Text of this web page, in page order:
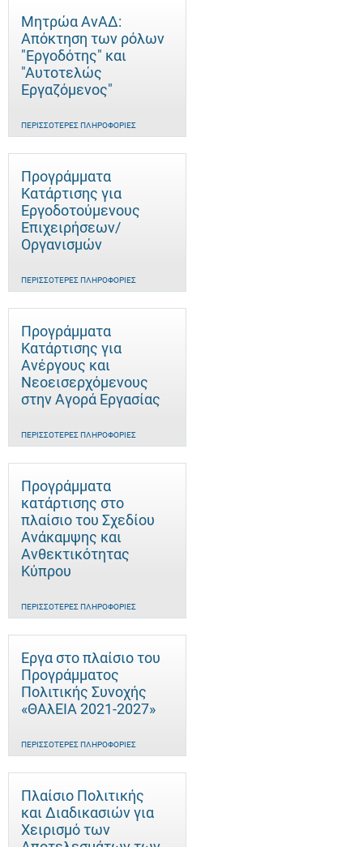
Μητρώα ΑνΑΔ:
Απόκτηση των ρόλων
"Εργοδότης" και
"Αυτοτελώς
Eργαζόμενος"
ΠΕΡΙΣΣΌΤΕΡΕΣ ΠΛΗΡΟΦΟΡΊΕΣ
Προγράμματα
Κατάρτισης για
Εργοδοτούμενους
Επιχειρήσεων/
Οργανισμών
ΠΕΡΙΣΣΌΤΕΡΕΣ ΠΛΗΡΟΦΟΡΊΕΣ
Προγράμματα
Κατάρτισης για
Ανέργους και
Νεοεισερχόμενους
στην Αγορά Εργασίας
ΠΕΡΙΣΣΌΤΕΡΕΣ ΠΛΗΡΟΦΟΡΊΕΣ
Προγράμματα
κατάρτισης στο
πλαίσιο του Σχεδίου
Ανάκαμψης και
Ανθεκτικότητας
Κύπρου
ΠΕΡΙΣΣΌΤΕΡΕΣ ΠΛΗΡΟΦΟΡΊΕΣ
Έργα στο πλαίσιο του
Προγράμματος
Πολιτικής Συνοχής
«ΘΑλΕΙΑ 2021-2027»
ΠΕΡΙΣΣΌΤΕΡΕΣ ΠΛΗΡΟΦΟΡΊΕΣ
Πλαίσιο Πολιτικής
και Διαδικασιών για
Χειρισμό των